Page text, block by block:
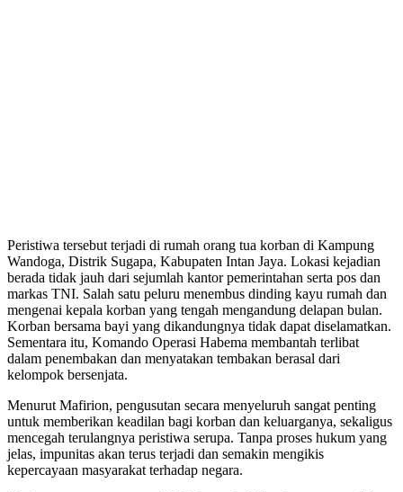
Peristiwa tersebut terjadi di rumah orang tua korban di Kampung
Wandoga, Distrik Sugapa, Kabupaten Intan Jaya. Lokasi kejadian
berada tidak jauh dari sejumlah kantor pemerintahan serta pos dan
markas TNI. Salah satu peluru menembus dinding kayu rumah dan
mengenai kepala korban yang tengah mengandung delapan bulan.
Korban bersama bayi yang dikandungnya tidak dapat diselamatkan.
Sementara itu, Komando Operasi Habema membantah terlibat
dalam penembakan dan menyatakan tembakan berasal dari
kelompok bersenjata.
Menurut Mafirion, pengusutan secara menyeluruh sangat penting
untuk memberikan keadilan bagi korban dan keluarganya, sekaligus
mencegah terulangnya peristiwa serupa. Tanpa proses hukum yang
jelas, impunitas akan terus terjadi dan semakin mengikis
kepercayaan masyarakat terhadap negara.